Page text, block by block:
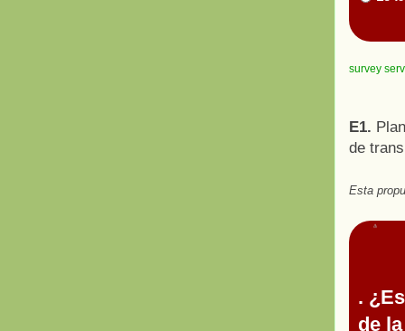
survey
E1.
de
Esta
.
de